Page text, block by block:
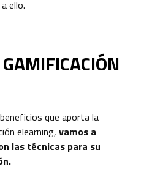
ello.
que aporta la
elearning, vamos a
las técnicas para su